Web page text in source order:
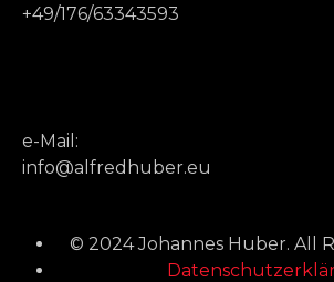
+49/176/63343593
e-Mail:
info@alfredhuber.eu
© 2024 Johannes Huber. All